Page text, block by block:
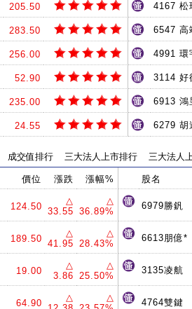
205.50
283.50
256.00
52.90
235.00
24.55
4167 松
6547 高
4991 環
3114 好
6913 鴻
6279 胡
成交值排行 三大法人上市排行 三大法人
價位 漲跌 漲幅%
124.50
△
33.55
△
36.89%
189.50
△
41.95
△
28.43%
19.00
△
3.86
△
25.50%
64.90
△
△
股名
6979勝釩
6613朋億*
3135凌航
4764雙鍵